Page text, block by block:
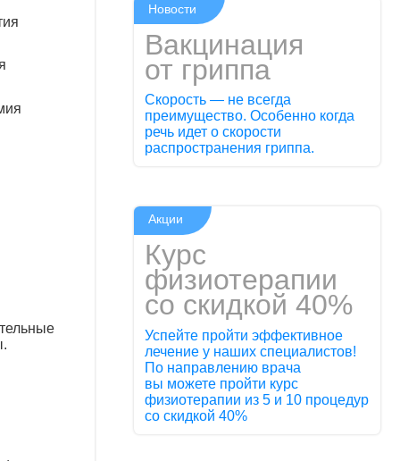
Вакцинация
от гриппа
Скорость — не всегда
преимущество. Особенно когда
речь идет о скорости
распространения гриппа.
Новости
Курс
физиотерапии
со скидкой 40%
Успейте пройти эффективное
лечение у наших специалистов!
По направлению врача
вы можете пройти курс
физиотерапии из 5 и 10 процедур
со скидкой 40%
Акции